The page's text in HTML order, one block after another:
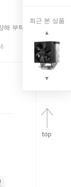
해 부탁
.
최근 본 상품
▲
▼